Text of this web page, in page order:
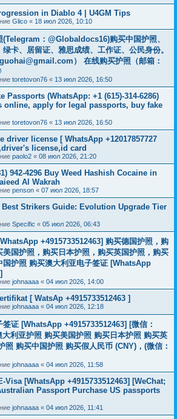
in Diablo 4 | U4GM Tips
Glico « 18 июл 2026, 10:10
(Telegram：@Globaldocs16)购买中国护照、
卡、居留证、雅思成绩、工作证、公民身份。
） 在线购买护照（邮箱：
toretovon76 « 13 июл 2026, 16:50
Passports (WhatsApp: +1 (615)-314-6286)
online, apply for legal passports, buy fake
toretovon76 « 13 июл 2026, 16:50
driver license [ WhatsApp +12017857727
license,id card
paolo2 « 08 июл 2026, 21:20
942-4296 Buy Weed Hashish Cocaine in
Al Wakrah
penson « 07 июл 2026, 18:57
Best Strikers Guide: Evolution Upgrade Tier
Specific « 05 июл 2026, 06:43
+4915733512463] 购买德国护照，购
美国护照，购买日本护照，购买英国护照，购买
国护照 购买澳大利亚电子签证 [WhatsApp
johnaaaa « 04 июл 2026, 14:00
[ WatsAp +4915733512463 ]
johnaaaa « 04 июл 2026, 12:18
签证 [WhatsApp +4915733512463] [微信：
利亚护照 购买美国护照 购买日本护照 购买英
照 购买中国护照 购买假人民币 (CNY)，(微信：
johnaaaa « 04 июл 2026, 11:58
Visa [WhatsApp +4915733512463] [WeChat;
Passport Purchase US passports
johnaaaa « 04 июл 2026, 11:41